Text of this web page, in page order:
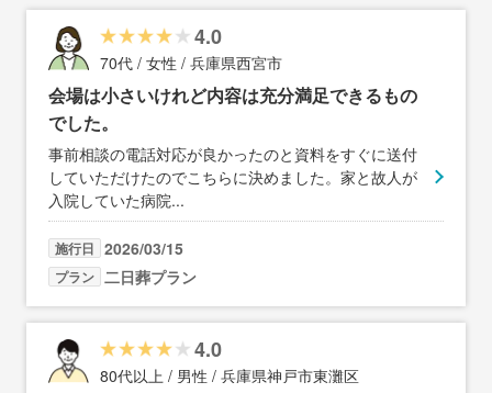
4.0
70代 / 女性 / 兵庫県西宮市
会場は小さいけれど内容は充分満足できるもの
でした。
事前相談の電話対応が良かったのと資料をすぐに送付
していただけたのでこちらに決めました。家と故人が
入院していた病院...
施行日 2026/03/15
プラン 二日葬プラン
4.0
80代以上 / 男性 / 兵庫県神戸市東灘区